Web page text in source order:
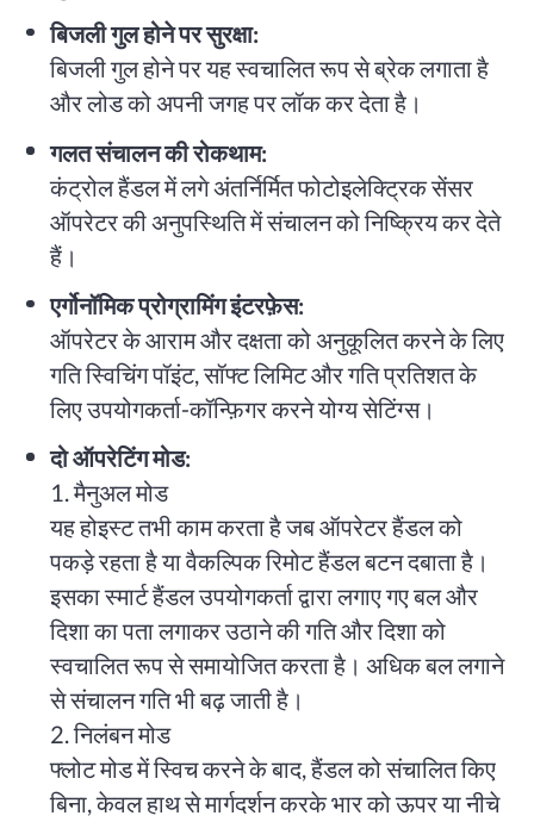
बिजली गुल होने पर सुरक्षा:
बिजली गुल होने पर यह स्वचालित रूप से ब्रेक लगाता है
और लोड को अपनी जगह पर लॉक कर देता है।
गलत संचालन की रोकथाम:
कंट्रोल हैंडल में लगे अंतर्निर्मित फोटोइलेक्ट्रिक सेंसर
ऑपरेटर की अनुपस्थिति में संचालन को निष्क्रिय कर देते
हैं।
एर्गोनॉमिक प्रोग्रामिंग इंटरफ़ेस:
ऑपरेटर के आराम और दक्षता को अनुकूलित करने के लिए
गति स्विचिंग पॉइंट, सॉफ्ट लिमिट और गति प्रतिशत के
लिए उपयोगकर्ता-कॉन्फ़िगर करने योग्य सेटिंग्स।
दो ऑपरेटिंग मोड:
1. मैनुअल मोड
यह होइस्ट तभी काम करता है जब ऑपरेटर हैंडल को
पकड़े रहता है या वैकल्पिक रिमोट हैंडल बटन दबाता है।
इसका स्मार्ट हैंडल उपयोगकर्ता द्वारा लगाए गए बल और
दिशा का पता लगाकर उठाने की गति और दिशा को
स्वचालित रूप से समायोजित करता है। अधिक बल लगाने
से संचालन गति भी बढ़ जाती है।
2. निलंबन मोड
फ्लोट मोड में स्विच करने के बाद, हैंडल को संचालित किए
बिना, केवल हाथ से मार्गदर्शन करके भार को ऊपर या नीचे